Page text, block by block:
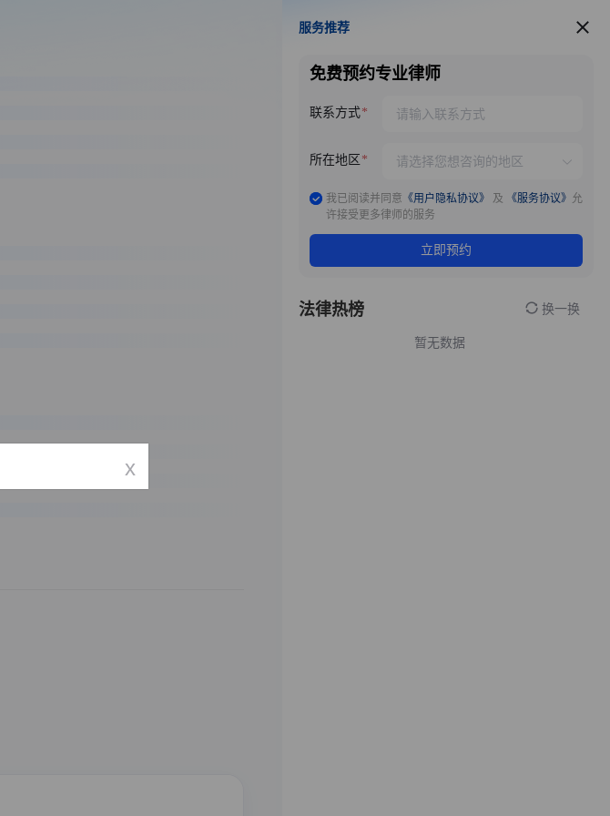
服务推荐
服务推荐
免费预约专业律师
联系方式
所在地区
我已阅读并同意 《用户隐私协议》 及 《服务协议》 允
许接受更多律师的服务
立即预约
法律热榜 换一换
暂无数据
x